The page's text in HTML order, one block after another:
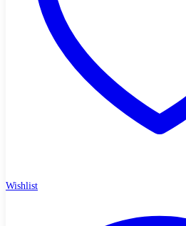
Wishlist